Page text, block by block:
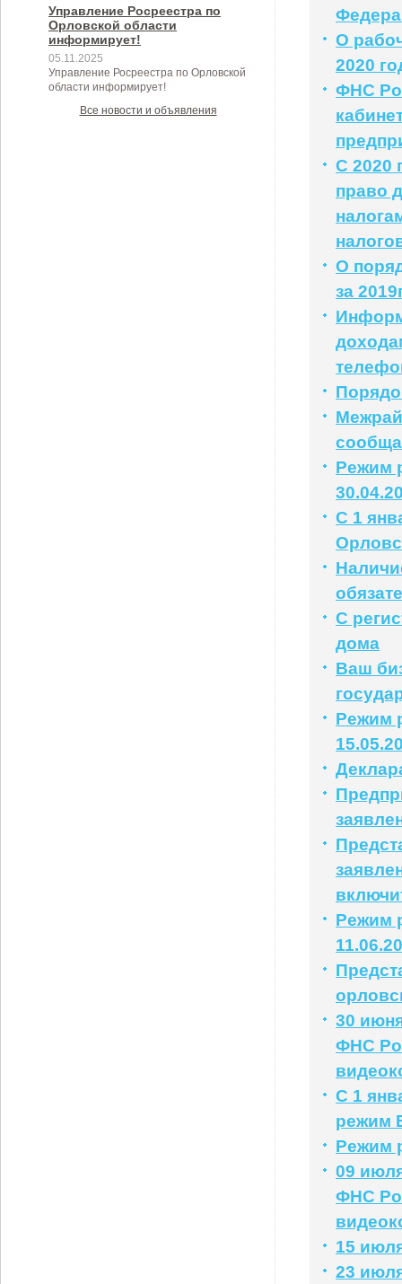
Управление Росреестра по
Орловской области
информирует!
05.11.2025
Управление Росреестра по Орловской
области информирует!
Все новости и объявления
О
2020
ФНС
С 2020
право
О
за
Режим
С 1
С
дома
Ваш
Режим
Режим
30
ФНС
С 1
режим
Режим
09
ФНС
15
23